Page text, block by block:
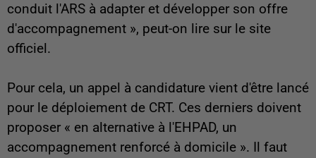
conduit l'ARS à adapter et développer son offre
d'accompagnement », peut-on lire sur le site
officiel.
Pour cela, un appel à candidature vient d'être lancé
pour le déploiement de CRT. Ces derniers doivent
proposer « en alternative à l'EHPAD, un
accompagnement renforcé à domicile ». Il faut